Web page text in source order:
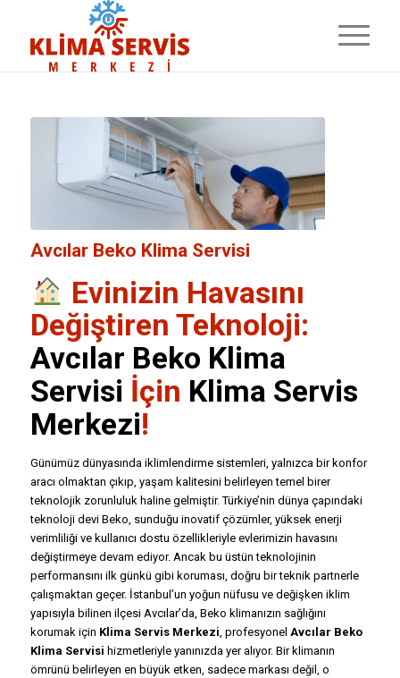
Avcılar Beko Klima Servisi
Evinizin Havasını
Değiştiren Teknoloji:
Avcılar Beko Klima
Servisi İçin Klima Servis
Merkezi!
Günümüz dünyasında iklimlendirme sistemleri, yalnızca bir konfor
aracı olmaktan çıkıp, yaşam kalitesini belirleyen temel birer
teknolojik zorunluluk haline gelmiştir. Türkiye’nin dünya çapındaki
teknoloji devi Beko, sunduğu inovatif çözümler, yüksek enerji
verimliliği ve kullanıcı dostu özellikleriyle evlerimizin havasını
değiştirmeye devam ediyor. Ancak bu üstün teknolojinin
performansını ilk günkü gibi koruması, doğru bir teknik partnerle
çalışmaktan geçer. İstanbul’un yoğun nüfusu ve değişken iklim
yapısıyla bilinen ilçesi Avcılar’da, Beko klimanızın sağlığını
korumak için Klima Servis Merkezi, profesyonel Avcılar Beko
Klima Servisi hizmetleriyle yanınızda yer alıyor. Bir klimanın
ömrünü belirleyen en büyük etken, sadece markası değil, o